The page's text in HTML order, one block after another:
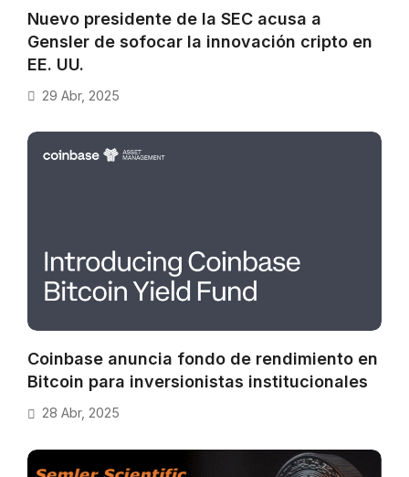
Nuevo presidente de la SEC acusa a
Gensler de sofocar la innovación cripto en
EE. UU.
29 Abr, 2025
Coinbase anuncia fondo de rendimiento en
Bitcoin para inversionistas institucionales
28 Abr, 2025